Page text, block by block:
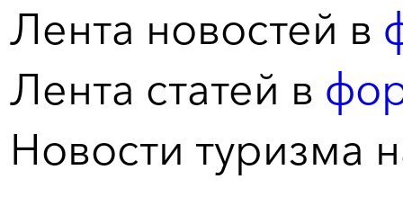
Лента новостей в
Лента статей в
Новости туризма